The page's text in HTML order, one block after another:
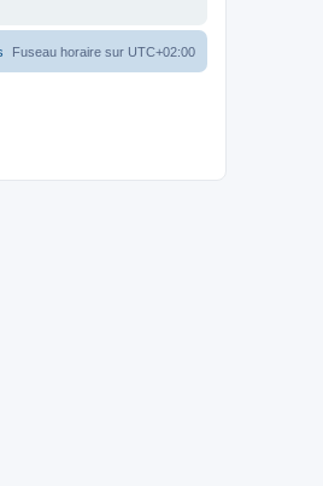
Fuseau horaire sur UTC+02:00